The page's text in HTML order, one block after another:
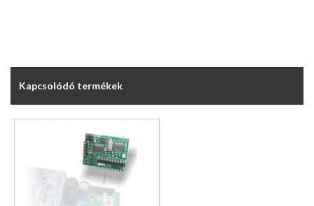
Kapcsolódó termékek